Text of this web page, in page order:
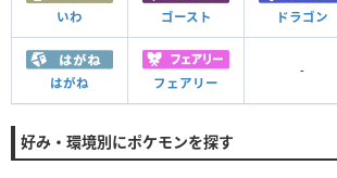
いわ ゴースト ドラゴン
はがね フェアリー
-
好み・環境別にポケモンを探す